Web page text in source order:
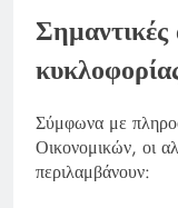
Σύμφωνα με
Οικονομικών, οι
περιλαμβάνουν: